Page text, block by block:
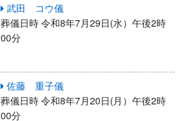
武田 コウ儀
葬儀日時 令和8年7月29日(水）午後2時
00分
佐藤 重子儀
葬儀日時 令和8年7月20日(月）午後2時
00分